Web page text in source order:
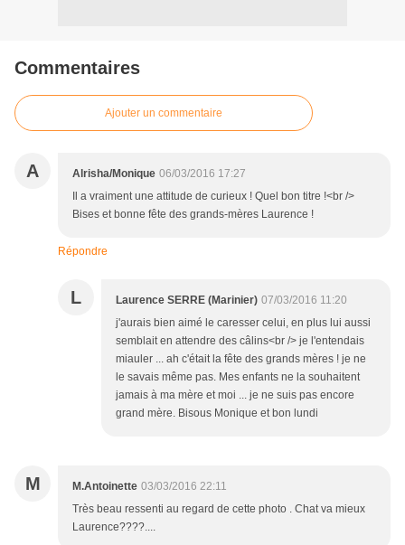
Commentaires
Ajouter un commentaire
A Alrisha/Monique 06/03/2016 17:27
Il a vraiment une attitude de curieux ! Quel bon titre !<br />
Bises et bonne fête des grands-mères Laurence !
Répondre
L Laurence SERRE (Marinier) 07/03/2016 11:20
j'aurais bien aimé le caresser celui, en plus lui aussi
semblait en attendre des câlins<br /> je l'entendais
miauler ... ah c'était la fête des grands mères ! je ne
le savais même pas. Mes enfants ne la souhaitent
jamais à ma mère et moi ... je ne suis pas encore
grand mère. Bisous Monique et bon lundi
M M.Antoinette 03/03/2016 22:11
Très beau ressenti au regard de cette photo . Chat va mieux
Laurence????....